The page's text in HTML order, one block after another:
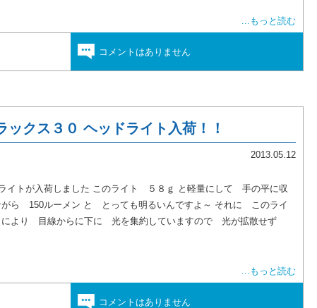
...もっと読む
コメントはありません
ックス３０ ヘッドライト入荷！！
2013.05.12
トが入荷しました このライト ５８ｇ と軽量にして 手の平に収
ら 150ルーメン と とっても明るいんですよ～ それに このライ
により 目線からに下に 光を集約していますので 光が拡散せず
...もっと読む
コメントはありません